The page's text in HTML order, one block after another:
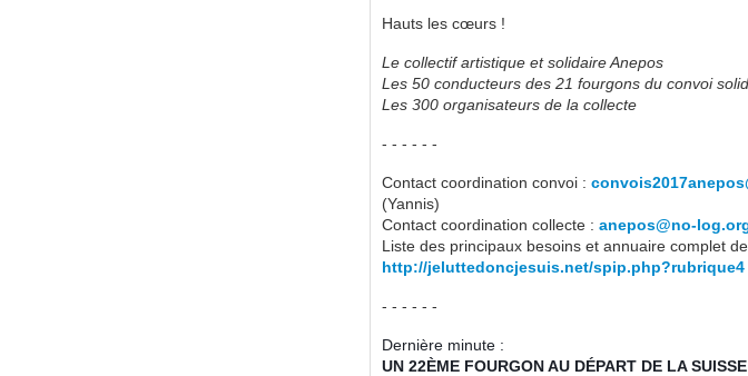
Hauts les cœurs !
Le collectif artistique et solidaire Anepos
Les 50 conducteurs des 21 fourgons du convoi
Les 300 organisateurs de la collecte
- - - - - -
Contact coordination convoi :
(Yannis)
Contact coordination collecte : anepos@no-
Liste des principaux besoins et annuaire complet
http://jeluttedoncjesuis.net/spip.php?rubrique4
- - - - - -
Dernière minute :
UN 22ÈME FOURGON AU DÉPART DE LA